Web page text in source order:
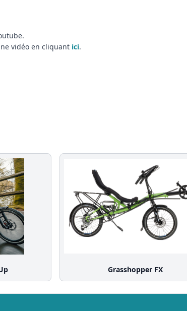
vidéo en cliquant ici.
Grasshopper FX